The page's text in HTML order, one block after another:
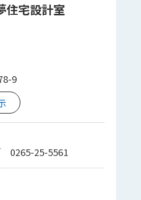
宅設計室
9
0265-25-5561